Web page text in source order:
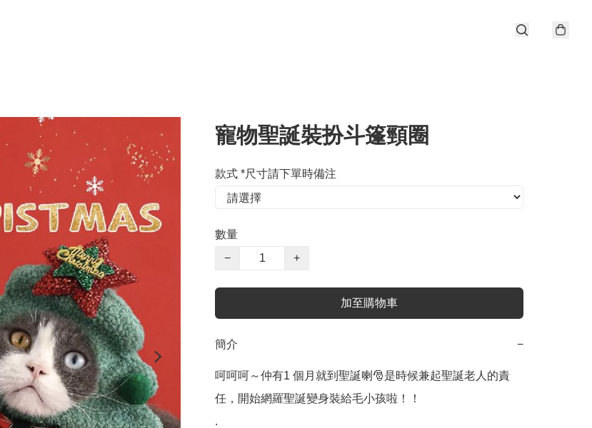
寵物聖誕裝扮斗篷頸圈
款式 *尺寸請下單時備注
數量
−
+
加至購物車
簡介 −
呵呵呵～仲有1 個月就到聖誕喇🎅是時候兼起聖誕老人的責
任，開始網羅聖誕變身裝給毛小孩啦！！
.